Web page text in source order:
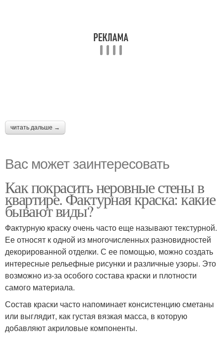
читать дальше →
Вас может заинтересовать
Как покрасить неровные стены в
квартире. Фактурная краска: какие
бывают виды?
Фактурную краску очень часто еще называют текстурной.
Ее относят к одной из многочисленных разновидностей
декорированной отделки. С ее помощью, можно создать
интересные рельефные рисунки и различные узоры. Это
возможно из-за особого состава краски и плотности
самого материала.
Состав краски часто напоминает консистенцию сметаны
или выглядит, как густая вязкая масса, в которую
добавляют акриловые компоненты.